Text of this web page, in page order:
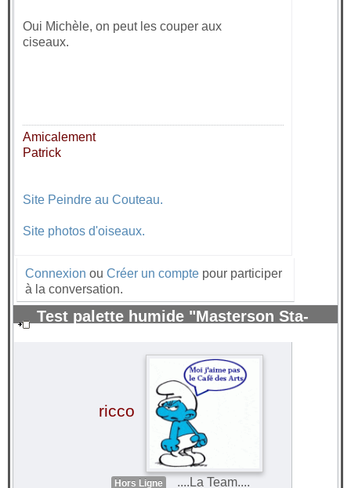
Oui Michèle, on peut les couper aux
ciseaux.
Amicalement
Patrick
Site Peindre au Couteau.
Site photos d'oiseaux.
Connexion ou Créer un compte pour participer
à la conversation.
Test palette humide "Masterson Sta-
ricco
Hors Ligne
....La Team....